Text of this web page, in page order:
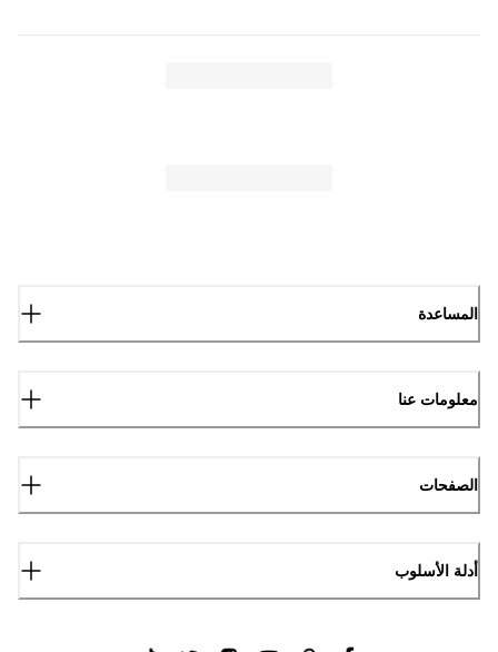
المساعدة
معلومات عنا
الصفحات
أدلة الأسلوب